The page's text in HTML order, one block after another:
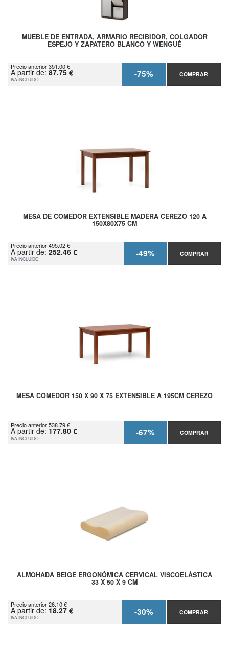
MUEBLE DE ENTRADA, ARMARIO RECIBIDOR, COLGADOR
ESPEJO Y ZAPATERO BLANCO Y WENGUÉ
Precio anterior 351.00 €
A partir de: 87.75 €
IVA INCLUIDO -75% COMPRAR
MESA DE COMEDOR EXTENSIBLE MADERA CEREZO 120 A
150X80X75 CM
Precio anterior 495.02 €
A partir de: 252.46 €
IVA INCLUIDO -49% COMPRAR
MESA COMEDOR 150 X 90 X 75 EXTENSIBLE A 195CM CEREZO
Precio anterior 538.79 €
A partir de: 177.80 €
IVA INCLUIDO -67% COMPRAR
ALMOHADA BEIGE ERGONÓMICA CERVICAL VISCOELÁSTICA
33 X 50 X 9 CM
Precio anterior 26.10 €
A partir de: 18.27 €
IVA INCLUIDO -30% COMPRAR